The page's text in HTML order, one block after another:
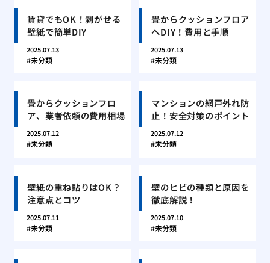
賃貸でもOK！剥がせる
壁紙で簡単DIY
2025.07.13
未分類
畳からクッションフロア
へDIY！費用と手順
2025.07.13
未分類
畳からクッションフロ
ア、業者依頼の費用相場
2025.07.12
未分類
マンションの網戸外れ防
止！安全対策のポイント
2025.07.12
未分類
壁紙の重ね貼りはOK？
注意点とコツ
2025.07.11
未分類
壁のヒビの種類と原因を
徹底解説！
2025.07.10
未分類